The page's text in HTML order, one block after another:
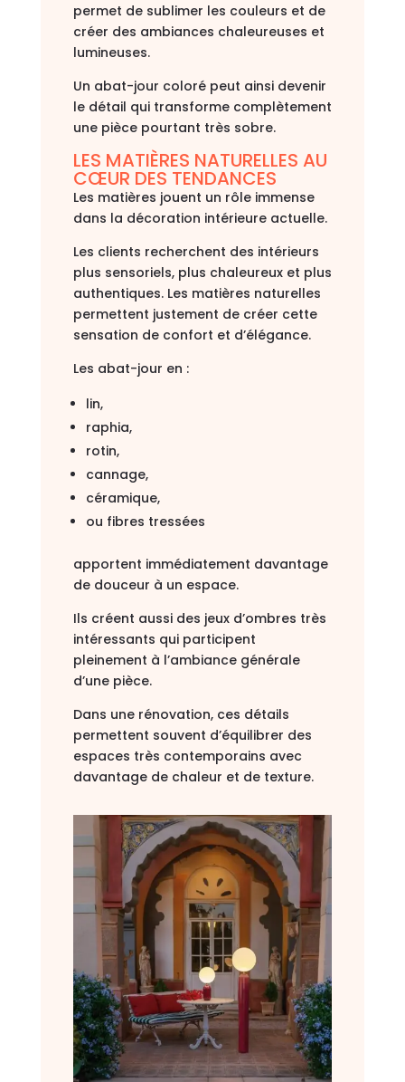
permet de sublimer les couleurs et de
créer des ambiances chaleureuses et
lumineuses.
Un abat-jour coloré peut ainsi devenir
le détail qui transforme complètement
une pièce pourtant très sobre.
LES MATIÈRES NATURELLES AU
CŒUR DES TENDANCES
Les matières jouent un rôle immense
dans la décoration intérieure actuelle.
Les clients recherchent des intérieurs
plus sensoriels, plus chaleureux et plus
authentiques. Les matières naturelles
permettent justement de créer cette
sensation de confort et d’élégance.
Les abat-jour en :
lin,
raphia,
rotin,
cannage,
céramique,
ou fibres tressées
apportent immédiatement davantage
de douceur à un espace.
Ils créent aussi des jeux d’ombres très
intéressants qui participent
pleinement à l’ambiance générale
d’une pièce.
Dans une rénovation, ces détails
permettent souvent d’équilibrer des
espaces très contemporains avec
davantage de chaleur et de texture.